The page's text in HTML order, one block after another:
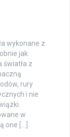
wykonane z
jak
światła z
rury
i nie
w
one […]